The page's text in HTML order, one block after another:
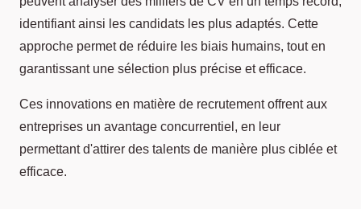
identifiant ainsi les candidats les plus adaptés. Cette
approche permet de réduire les biais humains, tout en
garantissant une sélection plus précise et efficace.
Ces innovations en matière de recrutement offrent aux
entreprises un avantage concurrentiel, en leur
permettant d'attirer des talents de manière plus ciblée et
efficace.